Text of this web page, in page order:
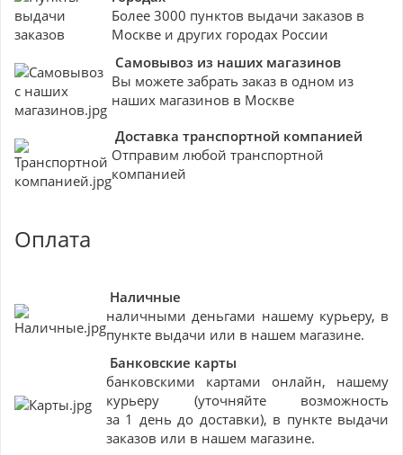
Более 3000 пунктов выдачи заказов в
Москве и других городах России
Самовывоз из наших магазинов
Вы можете забрать заказ в одном из
наших магазинов в Москве
Доставка транспортной компанией
Отправим любой транспортной
компанией
Оплата
Наличные
наличными деньгами нашему курьеру, в
пункте выдачи или в нашем магазине.
Банковские карты
банковскими картами онлайн, нашему
курьеру (уточняйте возможность
за 1 день до доставки), в пункте выдачи
заказов или в нашем магазине.